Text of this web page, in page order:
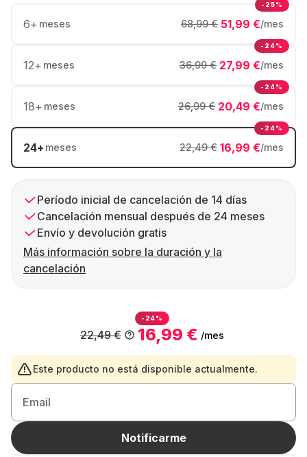
6+ meses 51,99 €/mes
68,99 €
-25%
12+ meses 27,99 €/mes
36,99 €
-24%
18+ meses 20,49 €/mes
26,99 €
-24%
24+ meses 16,99 €/mes
22,49 €
-24%
Período inicial de cancelación de 14 días
Cancelación mensual después de 24 meses
Envío y devolución gratis
Más información sobre la duración y la
cancelación
-24%
16,99 € /mes
22,49 €
Este producto no está disponible actualmente.
Email
Notificarme